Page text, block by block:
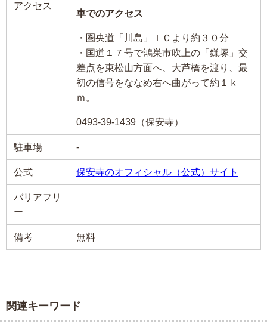
アクセス
車でのアクセス
・圏央道「川島」ＩＣより約３０分
・国道１７号で鴻巣市吹上の「鎌塚」交
差点を東松山方面へ、大芦橋を渡り、最
初の信号をななめ右へ曲がって約１ｋ
ｍ。
0493-39-1439（保安寺）
駐車場 -
公式 保安寺のオフィシャル（公式）サイト
バリアフリ
ー
備考 無料
関連キーワード